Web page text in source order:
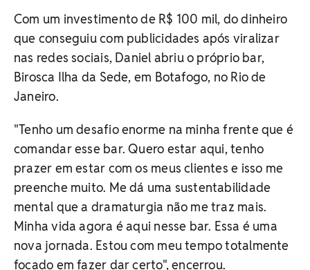
Com um investimento de R$ 100 mil, do dinheiro
que conseguiu com publicidades após viralizar
nas redes sociais, Daniel abriu o próprio bar,
Birosca Ilha da Sede, em Botafogo, no Rio de
Janeiro.
"Tenho um desafio enorme na minha frente que é
comandar esse bar. Quero estar aqui, tenho
prazer em estar com os meus clientes e isso me
preenche muito. Me dá uma sustentabilidade
mental que a dramaturgia não me traz mais.
Minha vida agora é aqui nesse bar. Essa é uma
nova jornada. Estou com meu tempo totalmente
focado em fazer dar certo", encerrou.